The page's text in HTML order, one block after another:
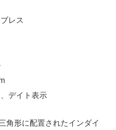
レス
デイト表示
角形に配置されたインダイ